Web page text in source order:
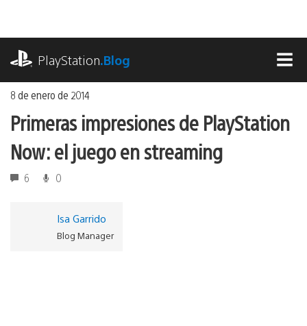
contenido
PlayStation.Blog
8 de enero de 2014
Primeras impresiones de PlayStation
Now: el juego en streaming
6 0
Isa Garrido
Blog Manager